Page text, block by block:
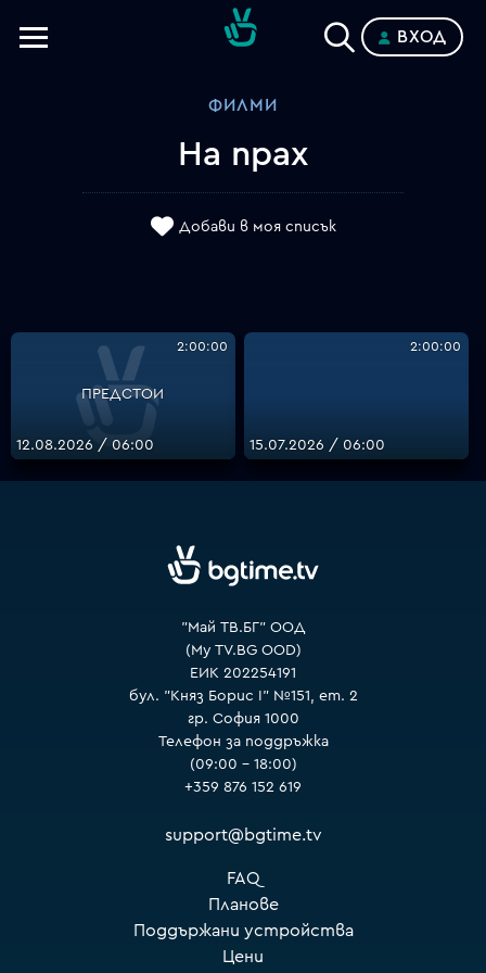
ВХОД
ФИЛМИ
На прах
Добави в моя списък
ПРЕДСТОИ
2:00:00
12.08.2026 / 06:00
2:00:00
15.07.2026 / 06:00
"Май ТВ.БГ" ООД
(My TV.BG OOD)
ЕИК 202254191
бул. "Княз Борис I" №151, ет. 2
гр. София 1000
Телефон за поддръжка
(09:00 – 18:00)
+359 876 152 619
support@bgtime.tv
FAQ
Планове
Поддържани устройства
Цени